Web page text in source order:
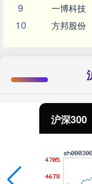
9 一博科技
10 方邦股份
沪深300